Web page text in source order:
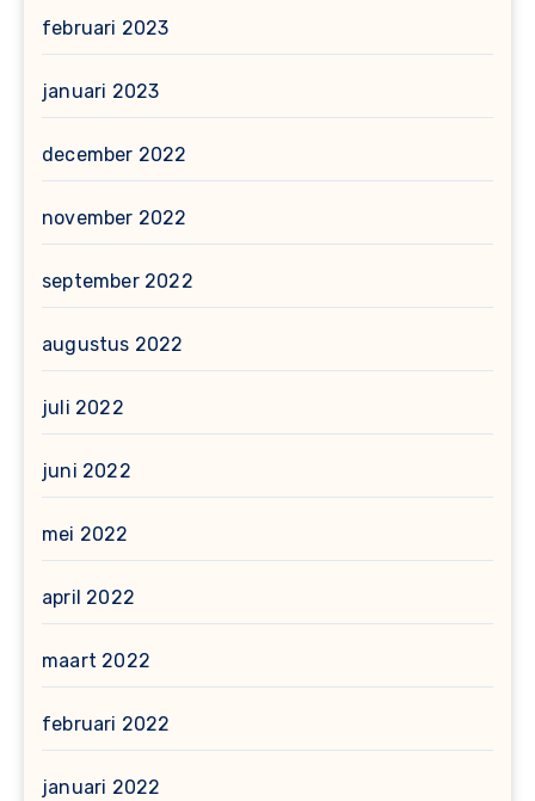
februari 2023
januari 2023
december 2022
november 2022
september 2022
augustus 2022
juli 2022
juni 2022
mei 2022
april 2022
maart 2022
februari 2022
januari 2022